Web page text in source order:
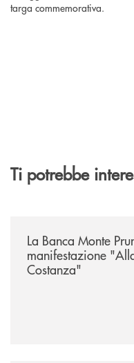
targa commemorativa.
Ti potrebbe
La Banca Monte
manifestazione
Costanza"